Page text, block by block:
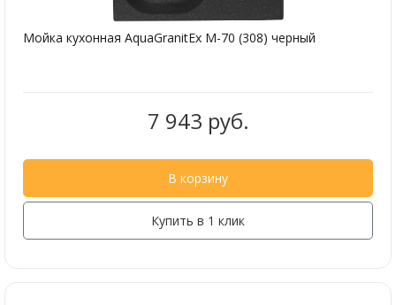
Мойка кухонная AquaGranitEx M-70 (308) черный
7 943 руб.
В корзину
Купить в 1 клик